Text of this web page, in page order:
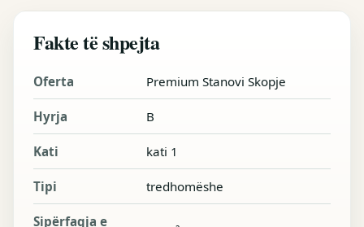
Fakte të shpejta
Oferta Premium Stanovi Skopje
Hyrja B
Kati kati 1
Tipi tredhomëshe
Sipërfaqja e